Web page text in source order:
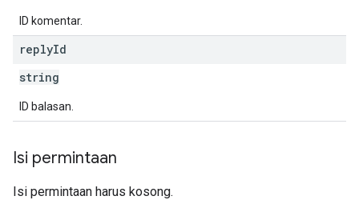
ID komentar.
replyId
string
ID balasan.
Isi permintaan
Isi permintaan harus kosong.